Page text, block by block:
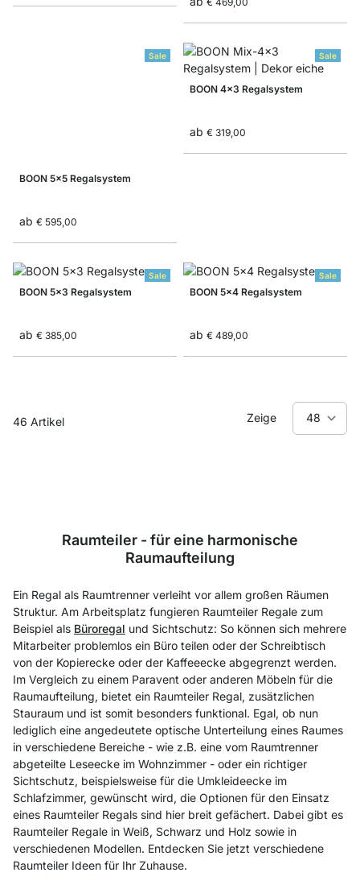
Sale
BOON 5x5 Regalsystem
ab € 595,00
Sale
BOON 4x3 Regalsystem
ab € 319,00
Sale
BOON 5x3 Regalsystem
ab € 385,00
Sale
BOON 5x4 Regalsystem
ab € 489,00
46 Artikel Zeige
Raumteiler - für eine harmonische
Raumaufteilung
Ein Regal als Raumtrenner verleiht vor allem großen Räumen
Struktur. Am Arbeitsplatz fungieren Raumteiler Regale zum
Beispiel als Büroregal und Sichtschutz: So können sich mehrere
Mitarbeiter problemlos ein Büro teilen oder der Schreibtisch
von der Kopierecke oder der Kaffeeecke abgegrenzt werden.
Im Vergleich zu einem Paravent oder anderen Möbeln für die
Raumaufteilung, bietet ein Raumteiler Regal, zusätzlichen
Stauraum und ist somit besonders funktional. Egal, ob nun
lediglich eine angedeutete optische Unterteilung eines Raumes
in verschiedene Bereiche - wie z.B. eine vom Raumtrenner
abgeteilte Leseecke im Wohnzimmer - oder ein richtiger
Sichtschutz, beispielsweise für die Umkleideecke im
Schlafzimmer, gewünscht wird, die Optionen für den Einsatz
eines Raumteiler Regals sind hier breit gefächert. Dabei gibt es
Raumteiler Regale in Weiß, Schwarz und Holz sowie in
verschiedenen Modellen. Entdecken Sie jetzt verschiedene
Raumteiler Ideen für Ihr Zuhause.